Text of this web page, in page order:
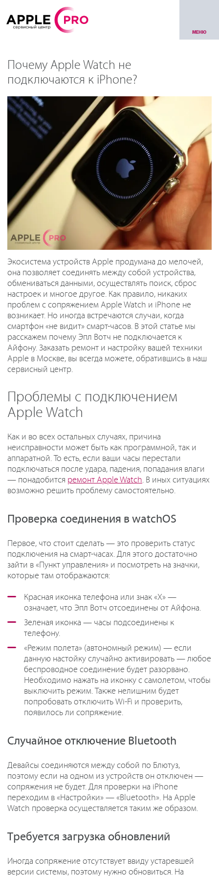
МЕНЮ
Почему Apple Watch не
подключаются к iPhone?
Экосистема устройств Apple продумана до мелочей,
она позволяет соединять между собой устройства,
обмениваться данными, осуществлять поиск, сброс
настроек и многое другое. Как правило, никаких
проблем с сопряжением Apple Watch и iPhone не
возникает. Но иногда встречаются случаи, когда
смартфон «не видит» смарт-часов. В этой статье мы
расскажем почему Эпл Вотч не подключается к
Айфону. Заказать ремонт и настройку вашей техники
Apple в Москве, вы всегда можете, обратившись в наш
сервисный центр.
Проблемы с подключением
Apple Watch
Как и во всех остальных случаях, причина
неисправности может быть как программной, так и
аппаратной. То есть, если ваши часы перестали
подключаться после удара, падения, попадания влаги
— понадобится ремонт Apple Watch. В иных ситуациях
возможно решить проблему самостоятельно.
Проверка соединения в watchOS
Первое, что стоит сделать — это проверить статус
подключения на смарт-часах. Для этого достаточно
зайти в «Пункт управления» и посмотреть на значки,
которые там отображаются:
Красная иконка телефона или знак «Х» —
означает, что Эпл Вотч отсоединены от Айфона.
Зеленая иконка — часы подсоединены к
телефону.
«Режим полета» (автономный режим) — если
данную настойку случайно активировать — любое
беспроводное соединение будет разорвано.
Необходимо нажать на иконку с самолетом, чтобы
выключить режим. Также нелишним будет
попробовать отключить Wi-Fi и проверить,
появилось ли сопряжение.
Случайное отключение Bluetooth
Девайсы соединяются между собой по Блютуз,
поэтому если на одном из устройств он отключен —
сопряжения не будет. Для проверки на iPhone
переходим в «Настройки» — «Bluetooth». На Apple
Watch проверка осуществляется таким же образом.
Требуется загрузка обновлений
Иногда сопряжение отсутствует ввиду устаревшей
версии системы, поэтому нужно обновиться. На